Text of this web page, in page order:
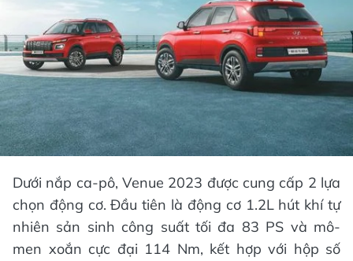
Dưới nắp ca-pô, Venue 2023 được cung cấp 2 lựa
chọn động cơ. Đầu tiên là động cơ 1.2L hút khí tự
nhiên sản sinh công suất tối đa 83 PS và mô-
men xoắn cực đại 114 Nm, kết hợp với hộp số